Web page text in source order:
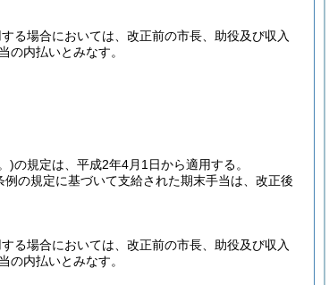
る場合においては、改正前の市長、助役及び収入
内払いとみなす。
)の規定は、平成2年4月1日から適用する。
の規定に基づいて支給された期末手当は、改正後
る場合においては、改正前の市長、助役及び収入
内払いとみなす。